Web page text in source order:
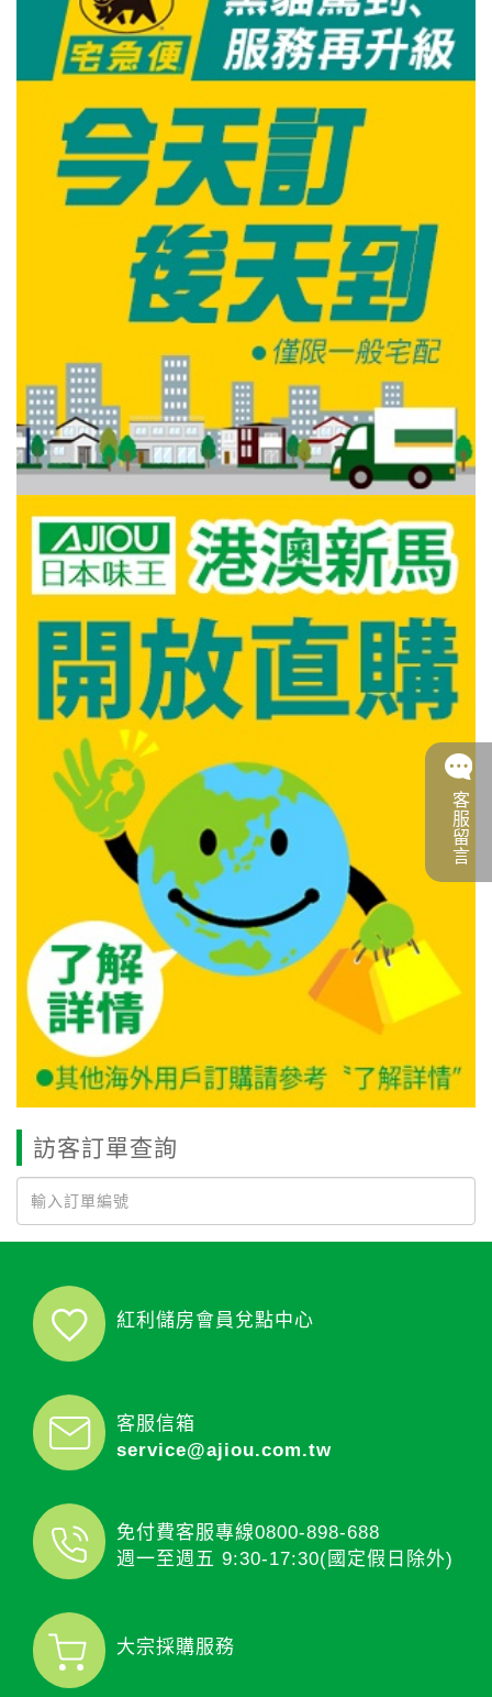
訪客訂單查詢
紅利儲房會員兌點中心
客服信箱
service@ajiou.com.tw
免付費客服專線0800-898-688
週一至週五 9:30-17:30(國定假日除外)
大宗採購服務
客服留言